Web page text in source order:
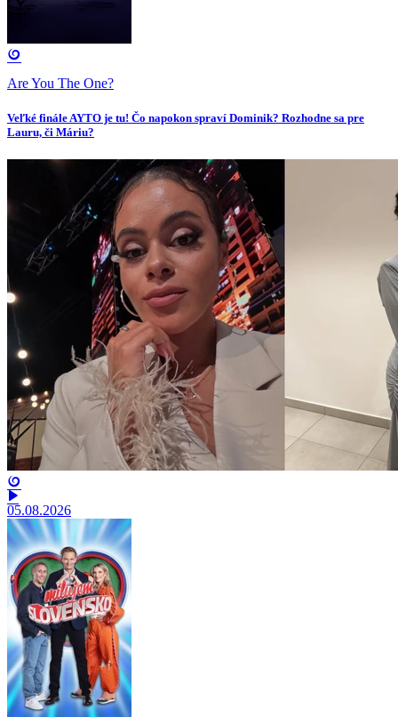
Are You The One?
Veľké finále AYTO je tu! Čo napokon spraví Dominik? Rozhodne sa pre
Lauru, či Máriu?
05.08.2026